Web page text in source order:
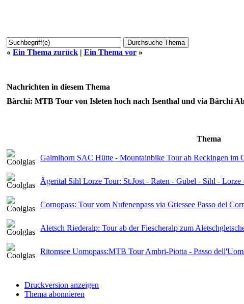
« Ein Thema zurück | Ein Thema vor »
Nachrichten in diesem Thema
Bärchi: MTB Tour von Isleten hoch nach Isenthal und via Bärchi
Thema
Galmihorn SAC Hütte - Mountainbike Tour ab Reckingen im
Ägerital Sihl Lorze Tour: St.Jost - Raten - Gubel - Sihl -
Cornopass: Tour vom Nufenenpass via Griessee Passo del
Aletsch Riederalp: Tour ab der Fiescheralp zum
Ritomsee Uomopass:MTB Tour Ambri-Piotta - Passo
Druckversion anzeigen
Thema abonnieren